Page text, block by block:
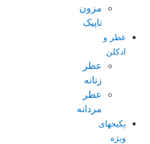
مزون
تاپیک
عطر و
ادکلن
عطر
زنانه
عطر
مردانه
پکیجهای
ویژه